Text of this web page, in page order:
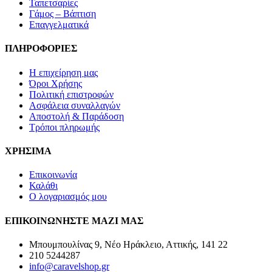
Ταπετσαρίες
Γάμος – Βάπτιση
Επαγγελματικά
ΠΛΗΡΟΦΟΡΙΕΣ
Η επιχείρηση μας
Όροι Χρήσης
Πολιτική επιστροφών
Ασφάλεια συναλλαγών
Αποστολή & Παράδοση
Τρόποι πληρωμής
ΧΡΗΣΙΜΑ
Επικοινωνία
Καλάθι
Ο λογαριασμός μου
ΕΠΙΚΟΙΝΩΝΗΣΤΕ ΜΑΖΙ ΜΑΣ
Μπουμπουλίνας 9, Νέο Ηράκλειο, Αττικής, 141 22
210 5244287
info@caravelshop.gr